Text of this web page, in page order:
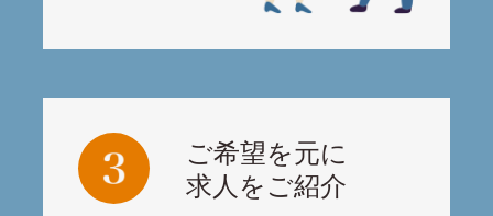
ご希望を元に
求人をご紹介